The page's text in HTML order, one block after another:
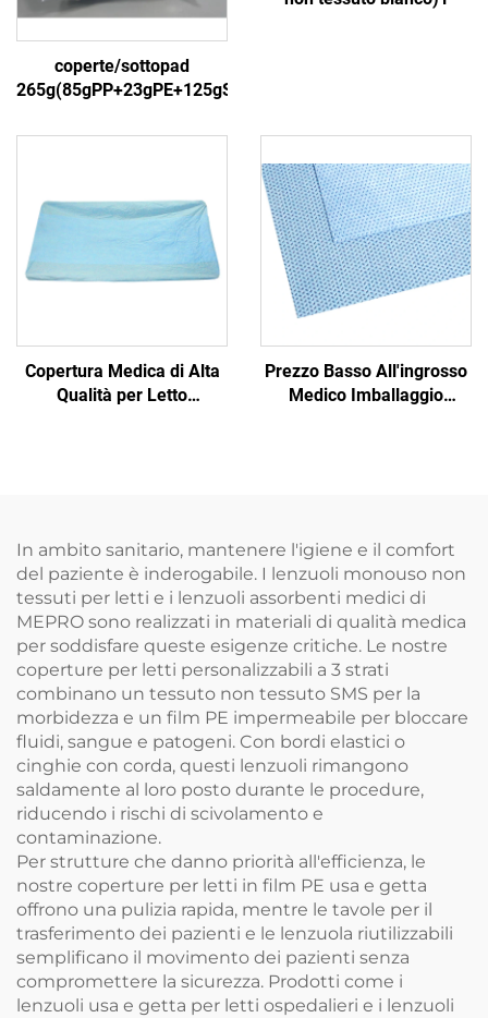
coperte/sottopad
265g(85gPP+23gPE+125gSAP+30gPP)4
Copertura Medica di Alta
Qualità per Letto
Prezzo Basso All'ingrosso
Medico Imballaggio
In ambito sanitario, mantenere l'igiene e il comfort
del paziente è inderogabile. I lenzuoli monouso non
tessuti per letti e i lenzuoli assorbenti medici di
MEPRO sono realizzati in materiali di qualità medica
per soddisfare queste esigenze critiche. Le nostre
coperture per letti personalizzabili a 3 strati
combinano un tessuto non tessuto SMS per la
morbidezza e un film PE impermeabile per bloccare
fluidi, sangue e patogeni. Con bordi elastici o
cinghie con corda, questi lenzuoli rimangono
saldamente al loro posto durante le procedure,
riducendo i rischi di scivolamento e
contaminazione.
Per strutture che danno priorità all'efficienza, le
nostre coperture per letti in film PE usa e getta
offrono una pulizia rapida, mentre le tavole per il
trasferimento dei pazienti e le lenzuola riutilizzabili
semplificano il movimento dei pazienti senza
compromettere la sicurezza. Prodotti come i
lenzuoli usa e getta per letti ospedalieri e i lenzuoli